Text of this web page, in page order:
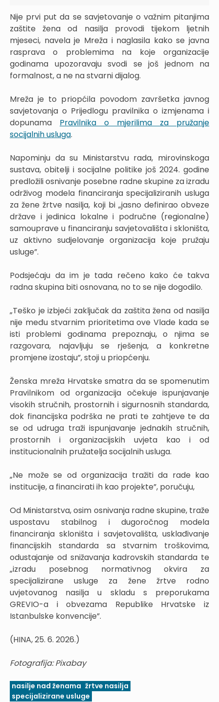
Nije prvi put da se savjetovanje o važnim pitanjima
zaštite žena od nasilja provodi tijekom ljetnih
mjeseci, navela je Mreža i naglasila kako se javna
rasprava o problemima na koje organizacije
godinama upozoravaju svodi se još jednom na
formalnost, a ne na stvarni dijalog.
Mreža je to priopćila povodom završetka javnog
savjetovanja o Prijedlogu pravilnika o izmjenama i
dopunama Pravilnika o mjerilima za pružanje
socijalnih usluga.
Napominju da su Ministarstvu rada, mirovinskoga
sustava, obitelji i socijalne politike još 2024. godine
predložili osnivanje posebne radne skupine za izradu
održivog modela financiranja specijaliziranih usluga
za žene žrtve nasilja, koji bi „jasno definirao obveze
države i jedinica lokalne i područne (regionalne)
samouprave u financiranju savjetovališta i skloništa,
uz aktivno sudjelovanje organizacija koje pružaju
usluge”.
Podsjećaju da im je tada rečeno kako će takva
radna skupina biti osnovana, no to se nije dogodilo.
„Teško je izbjeći zaključak da zaštita žena od nasilja
nije među stvarnim prioritetima ove Vlade kada se
isti problemi godinama prepoznaju, o njima se
razgovara, najavljuju se rješenja, a konkretne
promjene izostaju”, stoji u priopćenju.
Ženska mreža Hrvatske smatra da se spomenutim
Pravilnikom od organizacija očekuje ispunjavanje
visokih stručnih, prostornih i sigurnosnih standarda,
dok financijska podrška ne prati te zahtjeve te da
se od udruga traži ispunjavanje jednakih stručnih,
prostornih i organizacijskih uvjeta kao i od
institucionalnih pružatelja socijalnih usluga.
„Ne može se od organizacija tražiti da rade kao
institucije, a financirati ih kao projekte”, poručuju,
Od Ministarstva, osim osnivanja radne skupine, traže
uspostavu stabilnog i dugoročnog modela
financiranja skloništa i savjetovališta, usklađivanje
financijskih standarda sa stvarnim troškovima,
odustajanje od snižavanja kadrovskih standarda te
„izradu posebnog normativnog okvira za
specijalizirane usluge za žene žrtve rodno
uvjetovanog nasilja u skladu s preporukama
GREVIO-a i obvezama Republike Hrvatske iz
Istanbulske konvencije”.
(HINA, 25. 6. 2026.)
Fotografija: Pixabay
nasilje nad ženama žrtve nasilja
specijalizirane usluge